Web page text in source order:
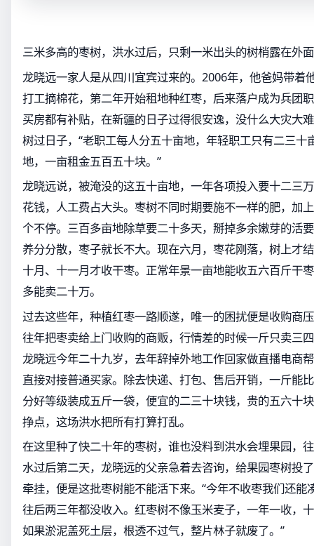
三米多高的枣树，洪水过后，只剩一米出头的树梢露在外
龙晓远一家人是从四川宜宾过来的。2006年，他爸妈带着
打工摘棉花，第二年开始租地种红枣，后来落户成为兵团
买房都有补贴，在新疆的日子过得很安逸，没什么大灾大
树过日子，“老职工每人分五十亩地，年轻职工只有二三十
地，一亩租金五百五十块。”
龙晓远说，被淹没的这五十亩地，一年各项投入要十二三
花钱，人工费占大头。枣树不同时期要施不一样的肥，加
个不停。三百多亩地除草要二十多天，掰掉多余嫩芽的活
养分分散，枣子就长不大。现在六月，枣花刚落，树上才
十月、十一月才收干枣。正常年景一亩地能收五六百斤干
多能卖二十万。
过去这些年，种植红枣一路顺遂，唯一的困扰便是收购商
往年把枣卖给上门收购的商贩，行情差的时候一斤只卖三
龙晓远今年二十九岁，去年辞掉外地工作回家做直播电商
直接对接普通买家。除去快递、打包、售后开销，一斤能
分好等级装成五斤一袋，便宜的二三十块钱，贵的五六十
挣点，这场洪水把所有打算打乱。
在这里种了快二十年的枣树，谁也没料到洪水会埋果园，
水过后第二天，龙晓远的父亲急着去咨询，给果园枣树投
牵挂，便是这批枣树能不能活下来。“今年不收枣我们还能
往后两三年都没收入。红枣树不像玉米麦子，一年一收，
如果淤泥盖死土层，根透不过气，整片林子就废了。”